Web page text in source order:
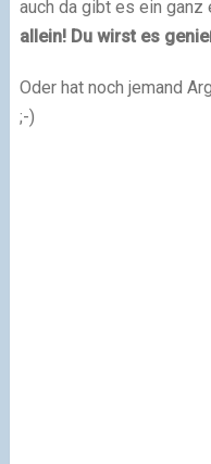
auch da gibt es ein
allein! Du wirst es
Oder hat noch jemand
;-)